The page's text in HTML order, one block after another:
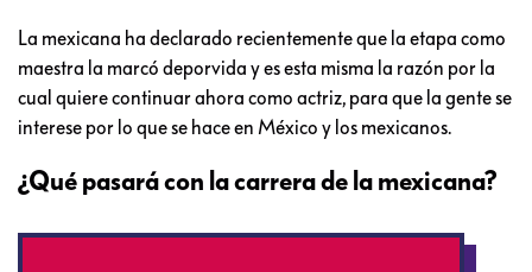
La mexicana ha declarado recientemente que la etapa como
maestra la marcó deporvida y es esta misma la razón por la
cual quiere continuar ahora como actriz, para que la gente se
interese por lo que se hace en México y los mexicanos.
¿Qué pasará con la carrera de la mexicana?